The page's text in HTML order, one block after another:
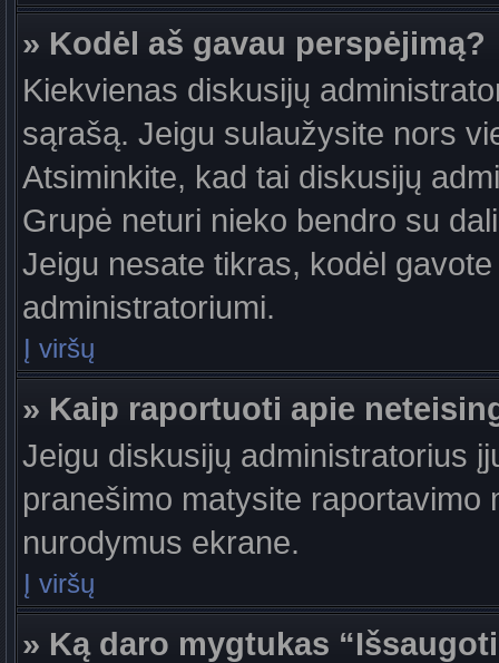
» Kodėl aš gavau perspėjimą?
Kiekvienas diskusijų
sąrašą. Jeigu sulaužysite nors
Atsiminkite, kad tai diskusijų
Grupė neturi nieko bendro su
Jeigu nesate tikras, kodėl
administratoriumi.
Į viršų
» Kaip raportuoti apie
Jeigu diskusijų administratorius
pranešimo matysite
nurodymus ekrane.
Į viršų
» Ką daro mygtukas